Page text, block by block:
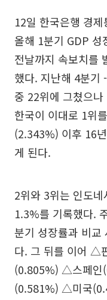
12일 한국은행 경
올해 1분기 GDP
전날까지 속보치를
했다. 지난해 4분기
중 22위에 그쳤으
한국이 이대로 1위
(2.343%) 이후 16
게 된다.
2위와 3위는 인도
1.3%를 기록했다.
분기 성장률과 비
다. 그 뒤를 이어 △
(0.805%) △스페인
(0.581%) △미국